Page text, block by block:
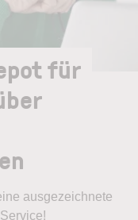
für
ausgezeichnete